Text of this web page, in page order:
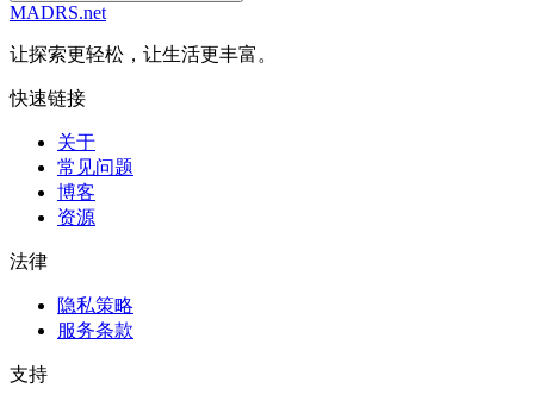
MADRS.net
让探索更轻松，让生活更丰富。
快速链接
关于
常见问题
博客
资源
法律
隐私策略
服务条款
支持